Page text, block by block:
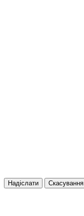
Надіслати Скасування